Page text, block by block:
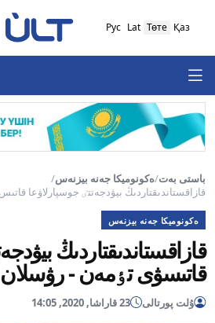
Қаз
Төте
Lat
Рус
باستى بەت/ەكونوميكا جەنە بيزنەس/
قازاقستاندىقتاردىڭ بيۋدجەتتٸ جوسپارلاۋعا
ەكونوميكا جەنە بيزنەس
قازاقستاندىقتاردىڭ
قاتىسۋى تٶمەن -
ۇلت پورتالى 23 قاراشا, 2020, 14:05